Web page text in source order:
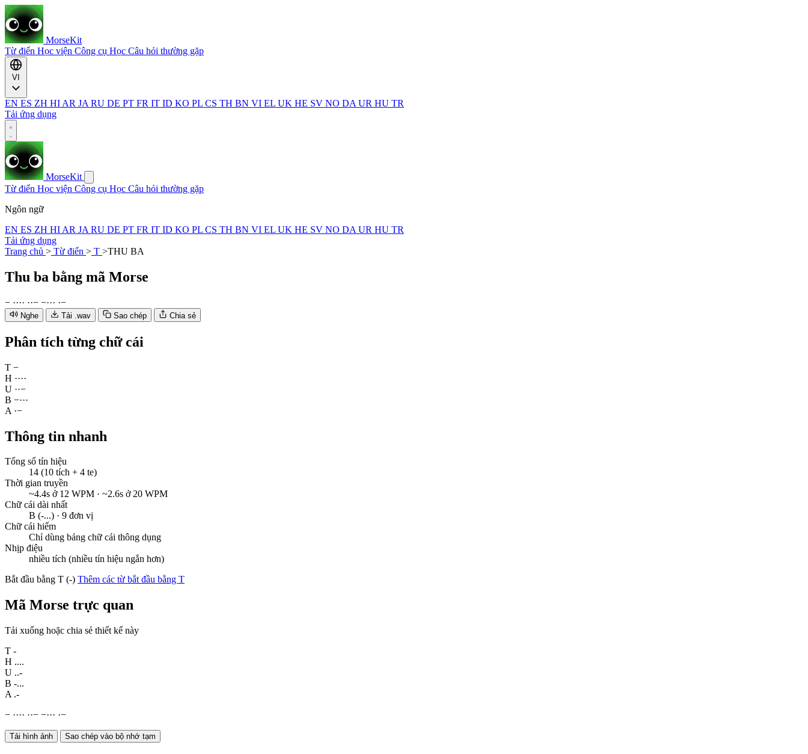
MorseKit
Từ điển Học viện Công cụ Học Câu hỏi thường gặp
EN ES ZH HI AR JA RU DE PT FR IT ID KO PL CS TH BN VI EL UK HE SV NO DA UR HU TR
Tải ứng dụng
MorseKit
Từ điển Học viện Công cụ Học Câu hỏi thường gặp
Ngôn ngữ
EN ES ZH HI AR JA RU DE PT FR IT ID KO PL CS TH BN VI EL UK HE SV NO DA UR HU TR
Tải ứng dụng
Trang chủ > Từ điển > T >THU BA
Thu ba bằng mã Morse
− ···· ··− −··· ·−
Nghe Tải .wav Sao chép Chia sẻ
Phân tích từng chữ cái
T −
H ····
U ··−
B −···
A ·−
Thông tin nhanh
Tổng số tín hiệu
14 (10 tích + 4 te)
Thời gian truyền
~4.4s ở 12 WPM · ~2.6s ở 20 WPM
Chữ cái dài nhất
B (-...) · 9 đơn vị
Chữ cái hiếm
Chỉ dùng bảng chữ cái thông dụng
Nhịp điệu
nhiều tích (nhiều tín hiệu ngắn hơn)
Bắt đầu bằng T (-) Thêm các từ bắt đầu bằng T
Mã Morse trực quan
Tải xuống hoặc chia sẻ thiết kế này
T -
H ....
U ..-
B -...
A .-
− ···· ··− −··· ·−
Tải hình ảnh Sao chép vào bộ nhớ tạm